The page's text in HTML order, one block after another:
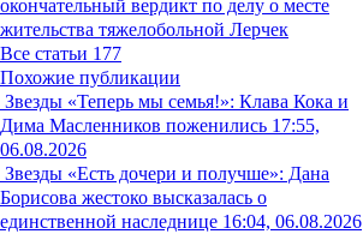
окончательный вердикт по делу о месте
жительства тяжелобольной Лерчек
Все статьи 177
Похожие публикации
Звезды «Теперь мы семья!»: Клава Кока и
Дима Масленников поженились 17:55,
06.08.2026
Звезды «Есть дочери и получше»: Дана
Борисова жестоко высказалась о
единственной наследнице 16:04, 06.08.2026